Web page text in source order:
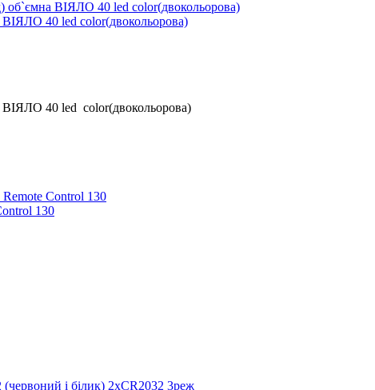
ВІЯЛО 40 led color(двокольорова)
ВІЯЛО 40 led color(двокольорова)
130